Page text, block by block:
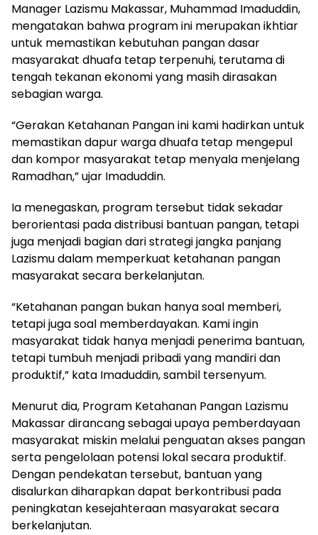
Manager Lazismu Makassar, Muhammad Imaduddin,
mengatakan bahwa program ini merupakan ikhtiar
untuk memastikan kebutuhan pangan dasar
masyarakat dhuafa tetap terpenuhi, terutama di
tengah tekanan ekonomi yang masih dirasakan
sebagian warga.
“Gerakan Ketahanan Pangan ini kami hadirkan untuk
memastikan dapur warga dhuafa tetap mengepul
dan kompor masyarakat tetap menyala menjelang
Ramadhan,” ujar Imaduddin.
Ia menegaskan, program tersebut tidak sekadar
berorientasi pada distribusi bantuan pangan, tetapi
juga menjadi bagian dari strategi jangka panjang
Lazismu dalam memperkuat ketahanan pangan
masyarakat secara berkelanjutan.
“Ketahanan pangan bukan hanya soal memberi,
tetapi juga soal memberdayakan. Kami ingin
masyarakat tidak hanya menjadi penerima bantuan,
tetapi tumbuh menjadi pribadi yang mandiri dan
produktif,” kata Imaduddin, sambil tersenyum.
Menurut dia, Program Ketahanan Pangan Lazismu
Makassar dirancang sebagai upaya pemberdayaan
masyarakat miskin melalui penguatan akses pangan
serta pengelolaan potensi lokal secara produktif.
Dengan pendekatan tersebut, bantuan yang
disalurkan diharapkan dapat berkontribusi pada
peningkatan kesejahteraan masyarakat secara
berkelanjutan.